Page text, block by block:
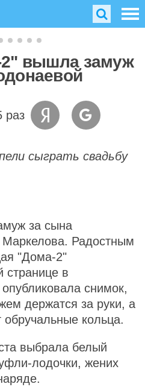
вышла замуж
раз
сыграть свадьбу
за сына
Радостным
"Дома-2"
странице в
снимок,
держатся за руки, а
кольца.
выбрала белый
лодочки, жених